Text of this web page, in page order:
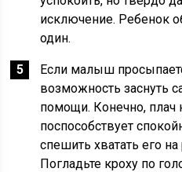
исключение. Ребенок
один.
Если малыш
возможность заснуть
помощи. Конечно, плач
поспособствует
спешить хватать его на
Погладьте кроху по